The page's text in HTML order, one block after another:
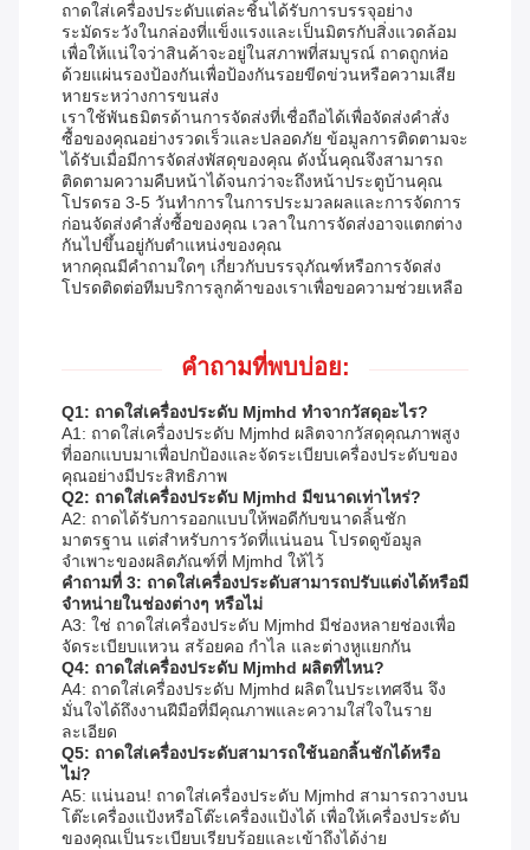
ถาดใส่เครื่องประดับแต่ละชิ้นได้รับการบรรจุอย่าง
ระมัดระวังในกล่องที่แข็งแรงและเป็นมิตรกับสิ่งแวดล้อม
เพื่อให้แน่ใจว่าสินค้าจะอยู่ในสภาพที่สมบูรณ์ ถาดถูกห่อ
ด้วยแผ่นรองป้องกันเพื่อป้องกันรอยขีดข่วนหรือความเสีย
หายระหว่างการขนส่ง
เราใช้พันธมิตรด้านการจัดส่งที่เชื่อถือได้เพื่อจัดส่งคำสั่ง
ซื้อของคุณอย่างรวดเร็วและปลอดภัย ข้อมูลการติดตามจะ
ได้รับเมื่อมีการจัดส่งพัสดุของคุณ ดังนั้นคุณจึงสามารถ
ติดตามความคืบหน้าได้จนกว่าจะถึงหน้าประตูบ้านคุณ
โปรดรอ 3-5 วันทำการในการประมวลผลและการจัดการ
ก่อนจัดส่งคำสั่งซื้อของคุณ เวลาในการจัดส่งอาจแตกต่าง
กันไปขึ้นอยู่กับตำแหน่งของคุณ
หากคุณมีคำถามใดๆ เกี่ยวกับบรรจุภัณฑ์หรือการจัดส่ง
โปรดติดต่อทีมบริการลูกค้าของเราเพื่อขอความช่วยเหลือ
คำถามที่พบบ่อย:
Q1: ถาดใส่เครื่องประดับ Mjmhd ทำจากวัสดุอะไร?
A1: ถาดใส่เครื่องประดับ Mjmhd ผลิตจากวัสดุคุณภาพสูง
ที่ออกแบบมาเพื่อปกป้องและจัดระเบียบเครื่องประดับของ
คุณอย่างมีประสิทธิภาพ
Q2: ถาดใส่เครื่องประดับ Mjmhd มีขนาดเท่าไหร่?
A2: ถาดได้รับการออกแบบให้พอดีกับขนาดลิ้นชัก
มาตรฐาน แต่สำหรับการวัดที่แน่นอน โปรดดูข้อมูล
จำเพาะของผลิตภัณฑ์ที่ Mjmhd ให้ไว้
คำถามที่ 3: ถาดใส่เครื่องประดับสามารถปรับแต่งได้หรือมี
จำหน่ายในช่องต่างๆ หรือไม่
A3: ใช่ ถาดใส่เครื่องประดับ Mjmhd มีช่องหลายช่องเพื่อ
จัดระเบียบแหวน สร้อยคอ กำไล และต่างหูแยกกัน
Q4: ถาดใส่เครื่องประดับ Mjmhd ผลิตที่ไหน?
A4: ถาดใส่เครื่องประดับ Mjmhd ผลิตในประเทศจีน จึง
มั่นใจได้ถึงงานฝีมือที่มีคุณภาพและความใส่ใจในราย
ละเอียด
Q5: ถาดใส่เครื่องประดับสามารถใช้นอกลิ้นชักได้หรือ
ไม่?
A5: แน่นอน! ถาดใส่เครื่องประดับ Mjmhd สามารถวางบน
โต๊ะเครื่องแป้งหรือโต๊ะเครื่องแป้งได้ เพื่อให้เครื่องประดับ
ของคุณเป็นระเบียบเรียบร้อยและเข้าถึงได้ง่าย